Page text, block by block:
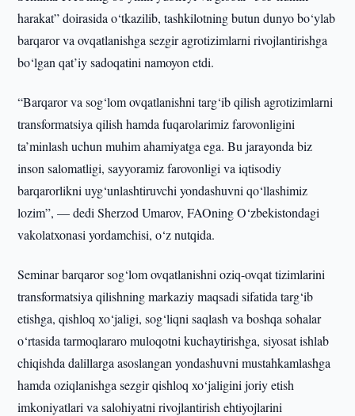
harakat” doirasida o‘tkazilib, tashkilotning butun dunyo bo‘ylab
barqaror va ovqatlanishga sezgir agrotizimlarni rivojlantirishga
bo‘lgan qat’iy sadoqatini namoyon etdi.
“Barqaror va sog‘lom ovqatlanishni targ‘ib qilish agrotizimlarni
transformatsiya qilish hamda fuqarolarimiz farovonligini
ta’minlash uchun muhim ahamiyatga ega. Bu jarayonda biz
inson salomatligi, sayyoramiz farovonligi va iqtisodiy
barqarorlikni uyg‘unlashtiruvchi yondashuvni qo‘llashimiz
lozim”, — dedi Sherzod Umarov, FAOning O‘zbekistondagi
vakolatxonasi yordamchisi, o‘z nutqida.
Seminar barqaror sog‘lom ovqatlanishni oziq-ovqat tizimlarini
transformatsiya qilishning markaziy maqsadi sifatida targ‘ib
etishga, qishloq xo‘jaligi, sog‘liqni saqlash va boshqa sohalar
o‘rtasida tarmoqlararo muloqotni kuchaytirishga, siyosat ishlab
chiqishda dalillarga asoslangan yondashuvni mustahkamlashga
hamda oziqlanishga sezgir qishloq xo‘jaligini joriy etish
imkoniyatlari va salohiyatni rivojlantirish ehtiyojlarini